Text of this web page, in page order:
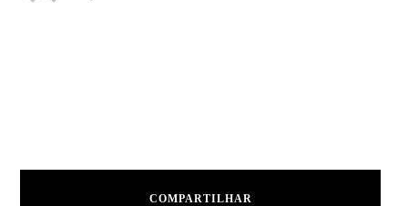
COMPARTILHAR